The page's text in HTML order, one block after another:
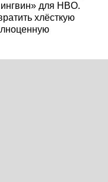
для HBO.
хлёсткую